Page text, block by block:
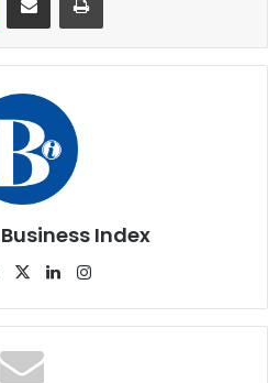
Index
Facebook
X Linkedin